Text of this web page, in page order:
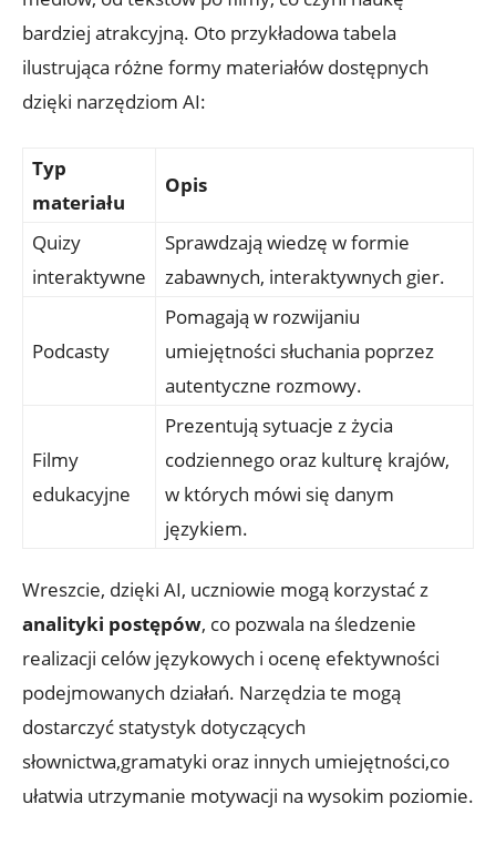
bardziej atrakcyjną. Oto przykładowa ‌tabela
ilustrująca​ różne formy materiałów dostępnych
dzięki narzędziom AI:
Typ
materiału
Opis
Quizy⁤
interaktywne
Sprawdzają‍ wiedzę w formie
⁣zabawnych, interaktywnych gier.
Podcasty
Pomagają w rozwijaniu
umiejętności słuchania poprzez⁢
autentyczne rozmowy.
Filmy
edukacyjne
Prezentują sytuacje z życia
codziennego oraz kulturę​ krajów, ​
w których mówi się danym
językiem.
Wreszcie, dzięki AI, uczniowie mogą korzystać z
analityki postępów, co‌ pozwala na śledzenie
realizacji celów językowych⁤ i⁤ ocenę efektywności
podejmowanych działań. Narzędzia te⁣ mogą‌
dostarczyć statystyk dotyczących
słownictwa,gramatyki ⁤oraz⁤ innych umiejętności,co
ułatwia​ utrzymanie motywacji na⁢ wysokim poziomie.